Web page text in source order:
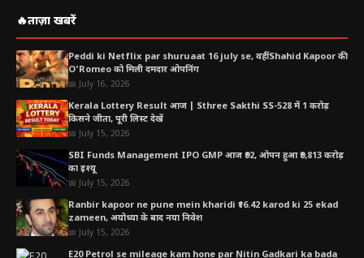
🔥ताज़ा खबरें
Peddi ki Netflix par shuruaat 16 july se, वहीं Shahid Kapoor की
O’Romeo को मिली दमदार ओपनिंग
📅 July 16, 2026
Kerala Lottery Result आज | Sthree Sakthi SS-528 में 1 करोड़
किसने जीता, पूरी लिस्ट देखें
📅 July 15, 2026
SBI Funds Management IPO GMP आज ₹92, ओपन हुआ ₹9,813 करोड़
का इश्यू
📅 July 15, 2026
Ranbir kapoor ne pune mein kharidi ₹16.42 karod ki 25 ekad
zameen, अयोध्या के बाद नया निवेश
📅 July 15, 2026
E20 Petrol se mileage kam hone par Nitin Gadkari ka bada